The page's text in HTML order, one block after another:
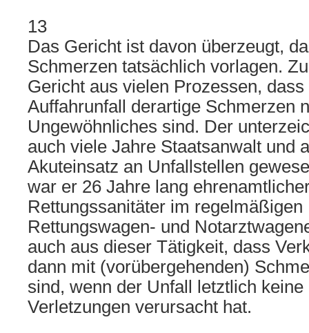
13
Das Gericht ist davon überzeugt,
Schmerzen tatsächlich vorlagen.
Gericht aus vielen Prozessen,
Auffahrunfall derartige Schmerzen
Ungewöhnliches sind. Der
auch viele Jahre Staatsanwalt und
Akuteinsatz an Unfallstellen
war er 26 Jahre lang
Rettungssanitäter im
Rettungswagen- und
auch aus dieser Tätigkeit, dass
dann mit (vorübergehenden)
sind, wenn der Unfall letztlich keine
Verletzungen verursacht hat.